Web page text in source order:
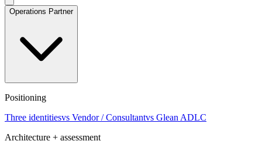
Operations Partner
Positioning
Three identitiesvs Vendor / Consultantvs Glean ADLC
Architecture + assessment